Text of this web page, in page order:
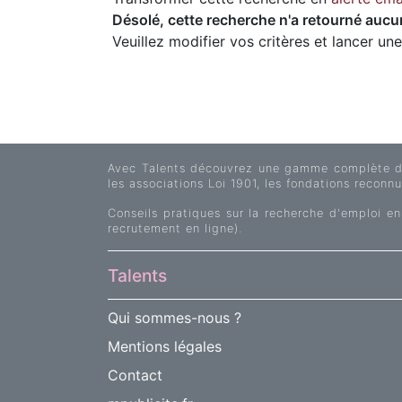
Désolé, cette recherche n'a retourné
Veuillez modifier vos critères et lancer
Avec Talents découvrez une gamme
les associations Loi 1901, les fondations
Conseils pratiques sur la recherche d'emploi
recrutement en ligne).
Talents
Qui sommes-nous ?
Mentions légales
Contact